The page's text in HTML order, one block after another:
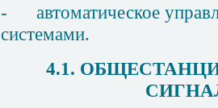
-
автоматическое
системами.
4.1.